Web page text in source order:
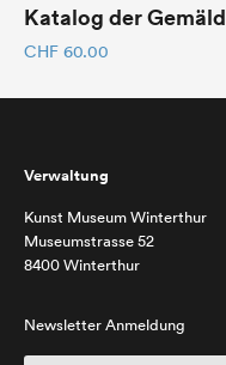
Katalog der
CHF 60.00
Verwaltung
Kunst Museum Winterthur
Museumstrasse 52
8400 Winterthur
Newsletter Anmeldung